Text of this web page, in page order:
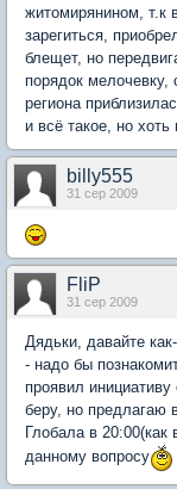
житомирянином, т.к
зарегиться,
блещет, но
порядок мелочевку,
региона
и всё такое, но
billy555
31 сер 2009
FliP
31 сер 2009
Дядьки, давайте
- надо бы
проявил
беру, но предлагаю
Глобала в 20:00(как
данному вопросу